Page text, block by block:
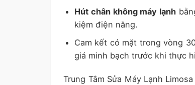
Hút chân không máy lạnh
kiệm điện năng.
Cam kết có mặt trong vòng
giá minh bạch trước khi thực
Trung Tâm Sửa Máy Lạnh